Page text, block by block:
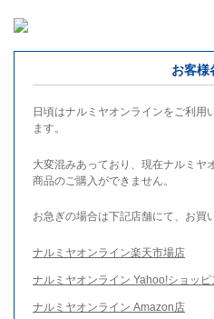
お客様
日頃はナルミヤオンラインをご利用
ます。
大変混みあっており、現在ナルミヤ
商品のご購入ができません。
お急ぎの場合は下記店舗にて、お買
ナルミヤオンライン楽天市場店
ナルミヤオンライン Yahoo!ショッピ
ナルミヤオンライン Amazon店